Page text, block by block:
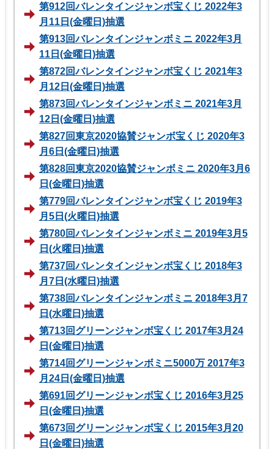
第912回バレンタインジャンボ宝くじ 2022年3
月11日(金曜日)抽選
第913回バレンタインジャンボミニ 2022年3月
11日(金曜日)抽選
第872回バレンタインジャンボ宝くじ 2021年3
月12日(金曜日)抽選
第873回バレンタインジャンボミニ 2021年3月
12日(金曜日)抽選
第827回東京2020協賛ジャンボ宝くじ 2020年3
月6日(金曜日)抽選
第828回東京2020協賛ジャンボミニ 2020年3月6
日(金曜日)抽選
第779回バレンタインジャンボ宝くじ 2019年3
月5日(火曜日)抽選
第780回バレンタインジャンボミニ 2019年3月5
日(火曜日)抽選
第737回バレンタインジャンボ宝くじ 2018年3
月7日(水曜日)抽選
第738回バレンタインジャンボミニ 2018年3月7
日(水曜日)抽選
第713回グリーンジャンボ宝くじ 2017年3月24
日(金曜日)抽選
第714回グリーンジャンボミニ5000万 2017年3
月24日(金曜日)抽選
第691回グリーンジャンボ宝くじ 2016年3月25
日(金曜日)抽選
第673回グリーンジャンボ宝くじ 2015年3月20
日(金曜日)抽選